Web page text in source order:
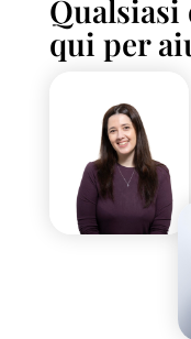
Qualsiasi
qui per